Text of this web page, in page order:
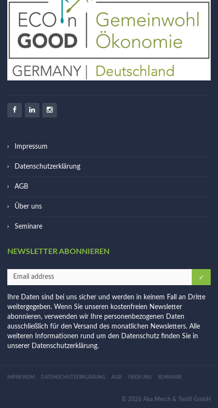
Impressum
Datenschutzerklärung
AGB
Über uns
Seminare
NEWSLETTER ABONNIEREN
Ihre Daten sind bei uns sicher und werden in keinem Fall an Dritte
weitergegeben. Wenn Sie unseren kostenfreien Newsletter
abonnieren, verwenden wir Ihre personenbezogenen Daten
ausschließlich für den Versand des monatlichen Newsletters. Alle
weiteren Informationen rund um den Datenschutz finden Sie in
unserer
Datenschutzerklärung.
IMPRESSUM DATENSCHUTZERKLÄRUNG AGB ÜBER UNS SEMINARE
© 2026 Aka Merch & Textil GmbH